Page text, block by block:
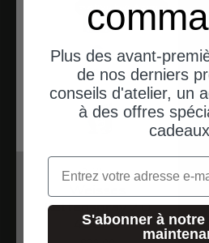
Dr. Wack
Kettenspray 2.0
400ml
Plus des avant-
de nos derniers
conseils d'atelier, un
à des offres
Email
S'abonner à